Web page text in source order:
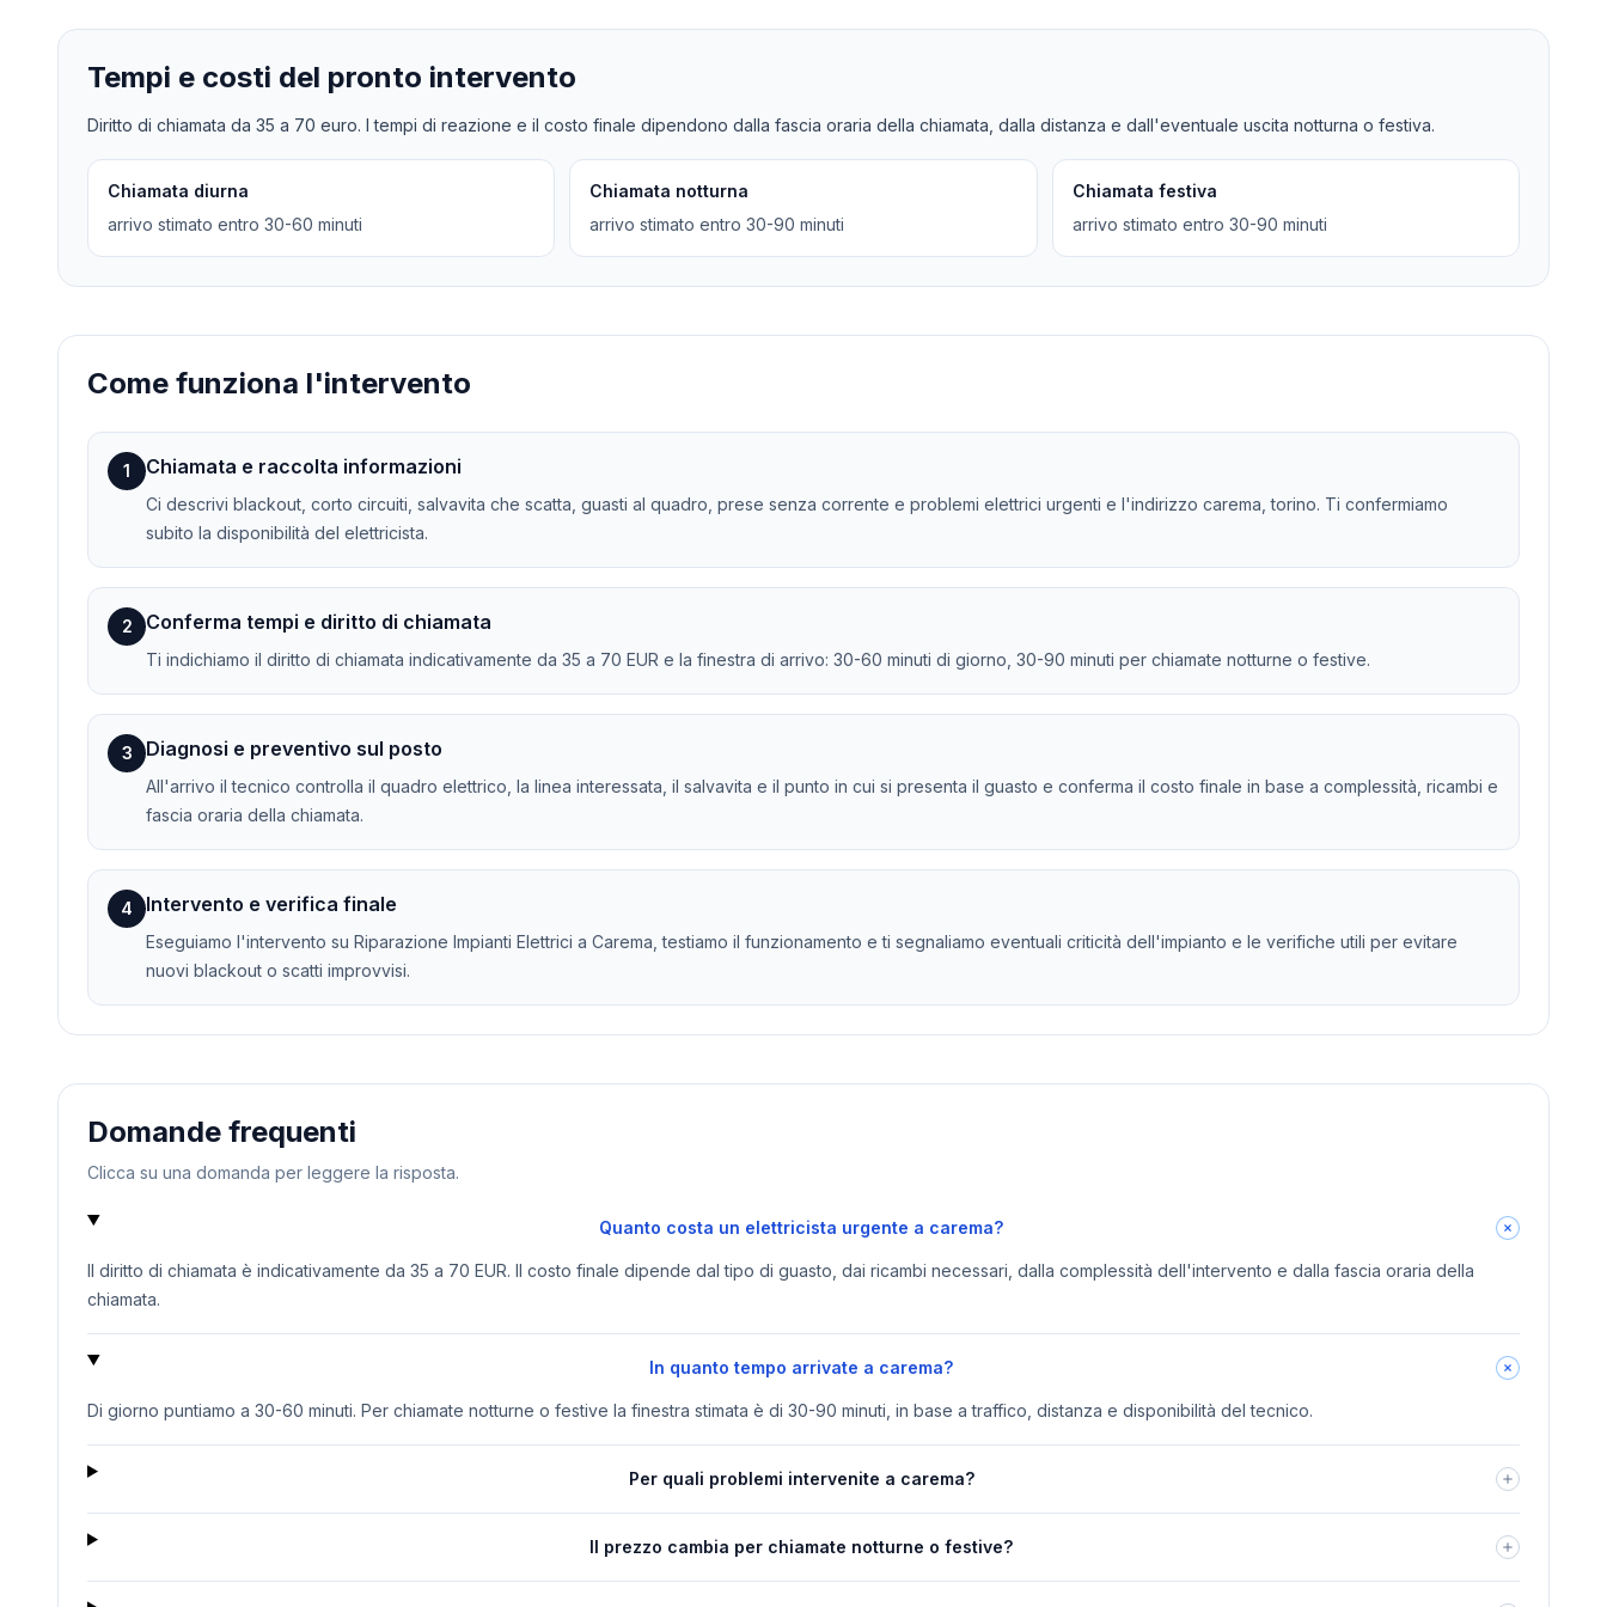
Tempi e costi del pronto intervento
Diritto di chiamata da 35 a 70 euro. I tempi di reazione e il costo finale dipendono dalla fascia oraria della chiamata, dalla distanza e dall'eventuale uscita notturna o festiva.
Chiamata diurna
arrivo stimato entro 30-60 minuti
Chiamata notturna
arrivo stimato entro 30-90 minuti
Chiamata festiva
arrivo stimato entro 30-90 minuti
Come funziona l'intervento
1 Chiamata e raccolta informazioni
Ci descrivi blackout, corto circuiti, salvavita che scatta, guasti al quadro, prese senza corrente e problemi elettrici urgenti e l'indirizzo carema, torino. Ti confermiamo
subito la disponibilità del elettricista.
2 Conferma tempi e diritto di chiamata
Ti indichiamo il diritto di chiamata indicativamente da 35 a 70 EUR e la finestra di arrivo: 30-60 minuti di giorno, 30-90 minuti per chiamate notturne o festive.
3 Diagnosi e preventivo sul posto
All'arrivo il tecnico controlla il quadro elettrico, la linea interessata, il salvavita e il punto in cui si presenta il guasto e conferma il costo finale in base a complessità, ricambi e
fascia oraria della chiamata.
4 Intervento e verifica finale
Eseguiamo l'intervento su Riparazione Impianti Elettrici a Carema, testiamo il funzionamento e ti segnaliamo eventuali criticità dell'impianto e le verifiche utili per evitare
nuovi blackout o scatti improvvisi.
Domande frequenti
Clicca su una domanda per leggere la risposta.
Quanto costa un elettricista urgente a carema?
Il diritto di chiamata è indicativamente da 35 a 70 EUR. Il costo finale dipende dal tipo di guasto, dai ricambi necessari, dalla complessità dell'intervento e dalla fascia oraria della
chiamata.
In quanto tempo arrivate a carema?
Di giorno puntiamo a 30-60 minuti. Per chiamate notturne o festive la finestra stimata è di 30-90 minuti, in base a traffico, distanza e disponibilità del tecnico.
Per quali problemi intervenite a carema?
Il prezzo cambia per chiamate notturne o festive?